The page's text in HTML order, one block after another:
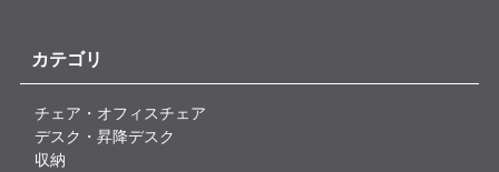
カテゴリ
チェア・オフィスチェア
デスク・昇降デスク
収納